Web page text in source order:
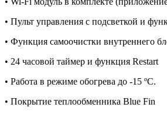
• Пульт управления с подсветкой и
• Функция самоочистки внутреннего
• 24 часовой таймер и функция Restart
• Работа в режиме обогрева до -15 ºС.
• Покрытие теплообменника Blue Fin